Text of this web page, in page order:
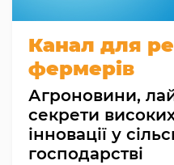
Канал для
фермерів
Агроновини,
секрети
інновації у
господарстві